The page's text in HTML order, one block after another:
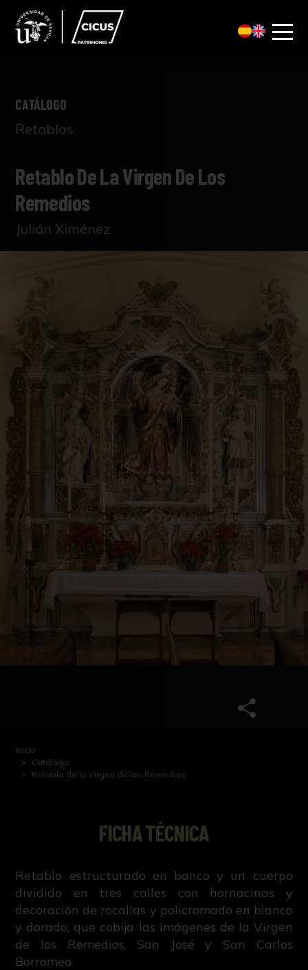
CATÁLOGO
Retablos
Retablo De La Virgen De Los
Remedios
Julián Ximénez
Inicio
Catálogo
Retablo de la Virgen de los Remedios
FICHA TÉCNICA
Retablo estructurado en banco y un cuerpo
dividido en tres calles con hornacinas y
decoración de rocallas y policromado en blanco
y dorado, que cobija las imágenes de la Virgen
de los Remedios, San José y San Carlos
Borromeo.